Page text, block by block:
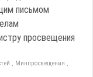
письмом
просвещения
, Минпросвещения ,